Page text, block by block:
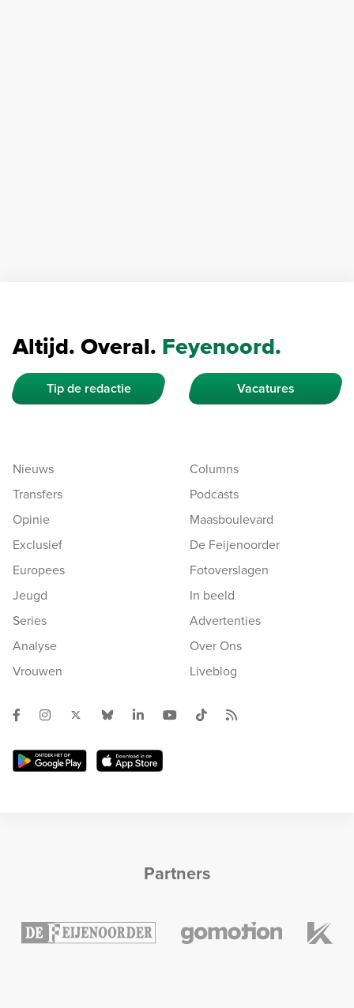
Altijd. Overal. Feyenoord.
Tip de redactie Vacatures
Nieuws
Transfers
Opinie
Exclusief
Europees
Jeugd
Series
Analyse
Vrouwen
Columns
Podcasts
Maasboulevard
De Feijenoorder
Fotoverslagen
In beeld
Advertenties
Over Ons
Liveblog
Partners